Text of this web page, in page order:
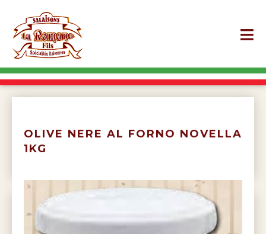
OLIVE NERE AL FORNO NOVELLA
1KG